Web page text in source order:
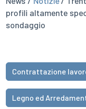
profili altamente
sondaggio
Contrattazione
Legno ed